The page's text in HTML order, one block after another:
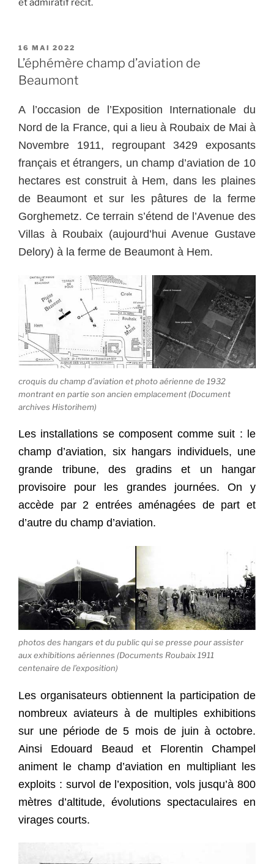
et admiratif récit.
PUBLIÉ
LE
16 MAI 2022
L’éphémère champ d’aviation de
Beaumont
A l’occasion de l’Exposition Internationale du
Nord de la France, qui a lieu à Roubaix de Mai à
Novembre 1911, regroupant 3429 exposants
français et étrangers, un champ d’aviation de 10
hectares est construit à Hem, dans les plaines
de Beaumont et sur les pâtures de la ferme
Gorghemetz. Ce terrain s’étend de l’Avenue des
Villas à Roubaix (aujourd’hui Avenue Gustave
Delory) à la ferme de Beaumont à Hem.
croquis du champ d’aviation et photo aérienne de 1932
montrant en partie son ancien emplacement (Document
archives Historihem)
Les installations se composent comme suit : le
champ d’aviation, six hangars individuels, une
grande tribune, des gradins et un hangar
provisoire pour les grandes journées. On y
accède par 2 entrées aménagées de part et
d’autre du champ d’aviation.
photos des hangars et du public qui se presse pour assister
aux exhibitions aériennes (Documents Roubaix 1911
centenaire de l’exposition)
Les organisateurs obtiennent la participation de
nombreux aviateurs à de multiples exhibitions
sur une période de 5 mois de juin à octobre.
Ainsi Edouard Beaud et Florentin Champel
animent le champ d’aviation en multipliant les
exploits : survol de l’exposition, vols jusqu’à 800
mètres d’altitude, évolutions spectaculaires en
virages courts.